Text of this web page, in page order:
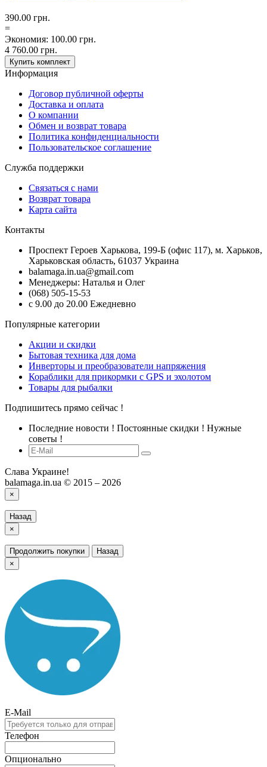
390.00 грн.
=
Экономия: 100.00 грн.
4 760.00 грн.
Купить комплект
Информация
Договор публичной оферты
Доставка и оплата
О компании
Обмен и возврат товара
Политика конфиденциальности
Пользовательское соглашение
Служба поддержки
Связаться с нами
Возврат товара
Карта сайта
Контакты
Проспект Героев Харькова, 199-Б (офис 117), м. Харьков,
Харьковская область, 61037 Украина
balamaga.in.ua@gmail.com
Менеджеры: Наталья и Олег
(068) 505-15-53
с 9.00 до 20.00 Ежедневно
Популярные категории
Акции и скидки
Бытовая техника для дома
Инверторы и преобразователи напряжения
Кораблики для прикормки с GPS и эхолотом
Товары для рыбалки
Подпишитесь прямо сейчас !
Последние новости ! Постоянные скидки ! Нужные
советы !
Слава Украине!
balamaga.in.ua © 2015 – 2026
×
Назад
×
Продолжить покупки
Назад
×
E-Mail
Телефон
Опционально